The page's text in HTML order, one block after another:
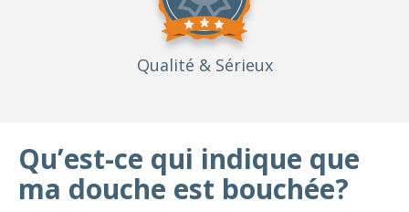
Qualité & Sérieux
Qu’est-ce qui indique que
ma douche est bouchée?